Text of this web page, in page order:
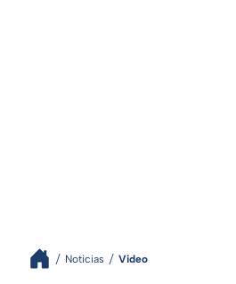
Noticias Video